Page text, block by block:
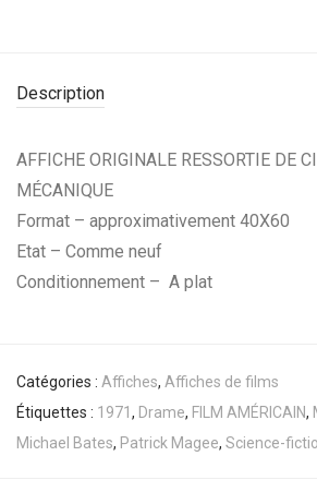
Description
AFFICHE ORIGINALE RESSORTIE DE
MÉCANIQUE
Format – approximativement 40X60
Etat – Comme neuf
Conditionnement – A plat
Catégories : Affiches, Affiches de films
Étiquettes : 1971 , Drame, FILM AMÉRICAIN,
Michael Bates, Patrick Magee, Science-